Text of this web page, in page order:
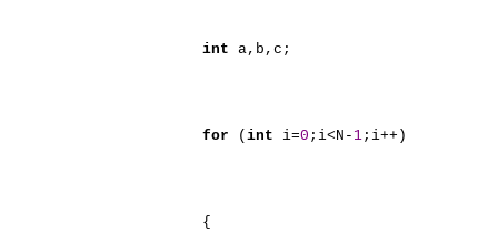
int a,b,c;
for ( int i=0 ;i<N- 1;i++)
{